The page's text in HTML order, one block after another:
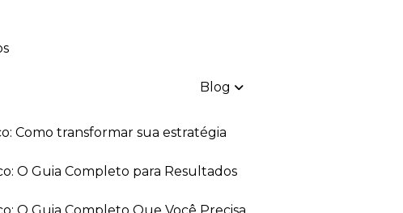
Blog
Como transformar sua estratégia
O Guia Completo para Resultados